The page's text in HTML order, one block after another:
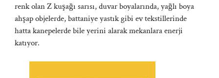
renk olan Z kuşağı sarısı, duvar boyalarında, yağlı boya
ahşap objelerde, battaniye yastık gibi ev tekstillerinde
hatta kanepelerde bile yerini alarak mekanlara enerji
katıyor.